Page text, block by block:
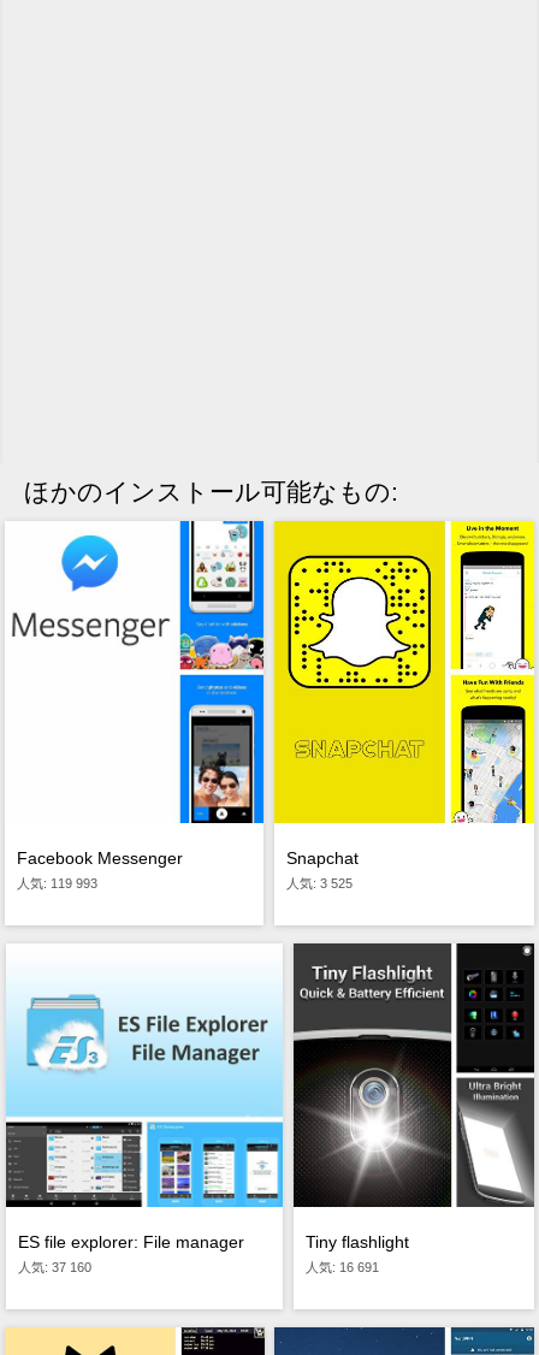
ほかのインストール可能なもの:
Facebook Messenger
人気: 119 993
Snapchat
人気: 3 525
ES file explorer: File manager
人気: 37 160
Tiny flashlight
人気: 16 691